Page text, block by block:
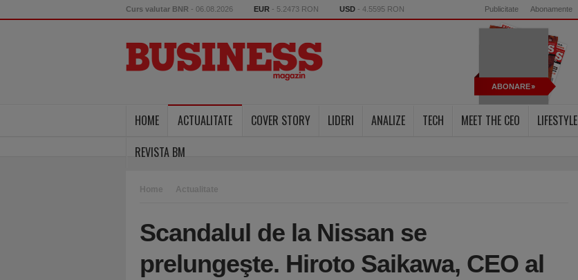
Curs valutar BNR - 06.08.2026 EUR - 5.2473 RON USD - 4.5595 RON Publicitate Abonamente
ABONARE
HOME ACTUALITATE COVER STORY LIDERI ANALIZE TECH MEET THE CEO LIFESTYLE
REVISTA BM
Home Actualitate
Scandalul de la Nissan se
prelungeşte. Hiroto Saikawa, CEO al